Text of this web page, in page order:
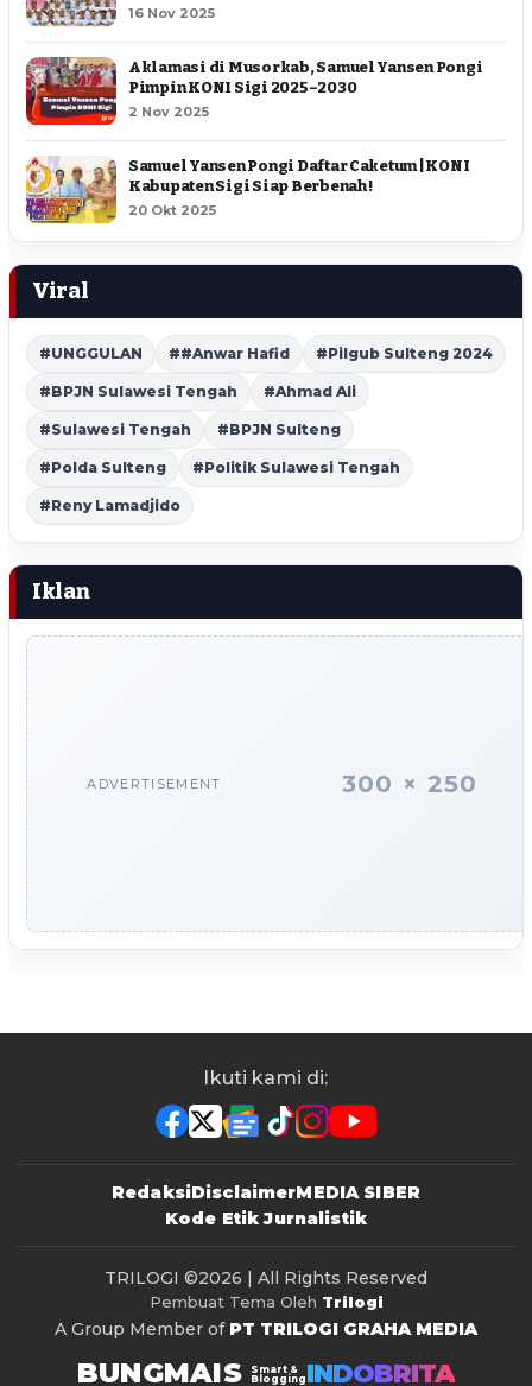
16 Nov 2025
Aklamasi di Musorkab, Samuel Yansen Pongi
Pimpin KONI Sigi 2025–2030
2 Nov 2025
Samuel Yansen Pongi Daftar Caketum | KONI
Kabupaten Sigi Siap Berbenah !
20 Okt 2025
Viral
#UNGGULAN ##Anwar Hafid #Pilgub Sulteng 2024
#BPJN Sulawesi Tengah #Ahmad Ali
#Sulawesi Tengah #BPJN Sulteng
#Polda Sulteng #Politik Sulawesi Tengah
#Reny Lamadjido
Iklan
ADVERTISEMENT 300 × 250
Ikuti kami di:
RedaksiDisclaimerMEDIA SIBER
Kode Etik Jurnalistik
TRILOGI ©2026 | All Rights Reserved
Pembuat Tema Oleh Trilogi
A Group Member of PT TRILOGI GRAHA MEDIA
BUNGMAIS
Smart &
Blogging INDOBRITA